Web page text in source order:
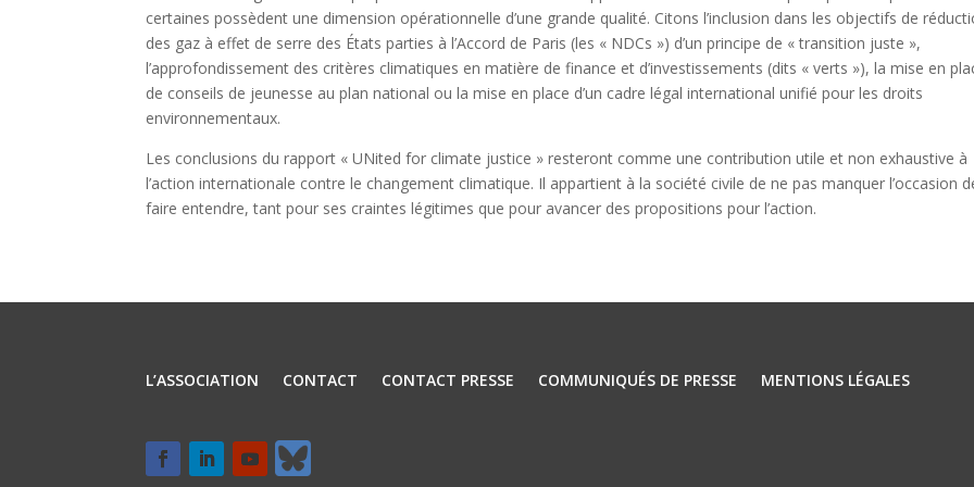
certaines possèdent une dimension opérationnelle d’une grande qualité. Citons l’inclusion dans les objectifs de
des gaz à effet de serre des États parties à l’Accord de Paris (les « NDCs ») d’un principe de « transition juste »,
l’approfondissement des critères climatiques en matière de finance et d’investissements (dits « verts »), la mise en
de conseils de jeunesse au plan national ou la mise en place d’un cadre légal international unifié pour les droits
environnementaux.
Les conclusions du rapport « UNited for climate justice » resteront comme une contribution utile et non exhaustive à
l’action internationale contre le changement climatique. Il appartient à la société civile de ne pas manquer l’occasion
faire entendre, tant pour ses craintes légitimes que pour avancer des propositions pour l’action.
L’ASSOCIATION CONTACT CONTACT PRESSE COMMUNIQUÉS DE PRESSE MENTIONS LÉGALES